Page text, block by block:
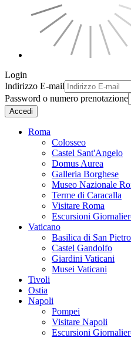
Login
Indirizzo E-mail
Password o numero prenotazione
Accedi
Roma
Colosseo
Castel Sant'Angelo
Domus Aurea
Galleria Borghese
Museo Nazionale
Terme di Caracalla
Visitare Roma
Escursioni
Vaticano
Basilica di San Pietro
Castel Gandolfo
Giardini Vaticani
Musei Vaticani
Tivoli
Ostia
Napoli
Pompei
Visitare Napoli
Escursioni